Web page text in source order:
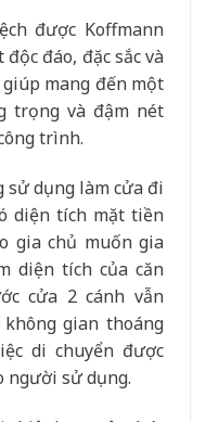
được Koffmann
đáo, đặc sắc và
mang đến một
trọng và đậm nét
trình.
sử dụng làm cửa đi
diện tích mặt tiền
gia chủ muốn gia
diện tích của căn
cửa 2 cánh vẫn
gian thoáng
di chuyển được
người sử dụng.